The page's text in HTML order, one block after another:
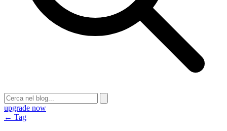
upgrade now
← Tag